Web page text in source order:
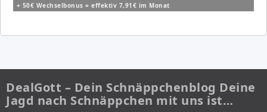
+ 50€ Wechselbonus = effektiv 7,91€ im Monat
DealGott – Dein Schnäppchenblog Deine
Jagd nach Schnäppchen mit uns ist…